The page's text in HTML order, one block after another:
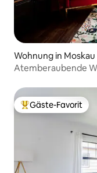
Wohnung in Moskau
Atemberaubende
Beliebter Gäste-
Gäste-Favorit